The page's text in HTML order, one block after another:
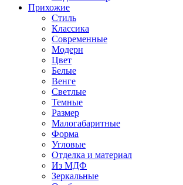
Прихожие
Стиль
Классика
Современные
Модерн
Цвет
Белые
Венге
Светлые
Темные
Размер
Малогабаритные
Форма
Угловые
Отделка и материал
Из МДФ
Зеркальные